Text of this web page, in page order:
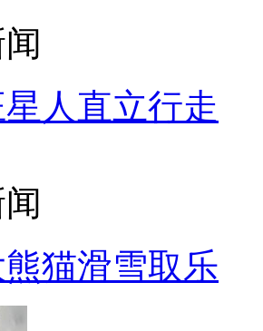
人直立行走
猫滑雪取乐